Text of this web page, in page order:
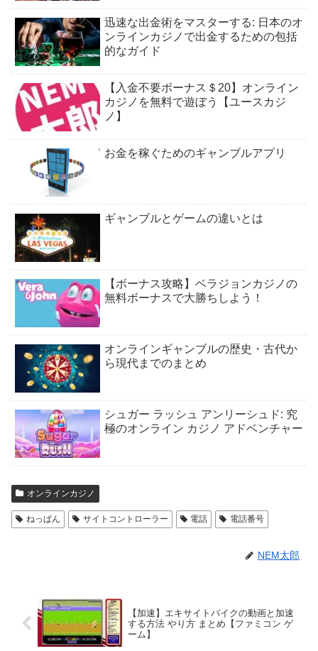
迅速な出金術をマスターする: 日本のオ
ンラインカジノで出金するための包括
的なガイド
【入金不要ボーナス＄20】オンライン
カジノを無料で遊ぼう【ユースカジ
ノ】
お金を稼ぐためのギャンブルアプリ
ギャンブルとゲームの違いとは
【ボーナス攻略】ベラジョンカジノの
無料ボーナスで大勝ちしよう！
オンラインギャンブルの歴史・古代か
ら現代までのまとめ
シュガー ラッシュ アンリーシュド: 究
極のオンライン カジノ アドベンチャー
オンラインカジノ
ねっぱん サイトコントローラー 電話 電話番号
NEM太郎
【加速】エキサイトバイクの動画と加速
する方法 やり方 まとめ【ファミコン ゲ
ーム】